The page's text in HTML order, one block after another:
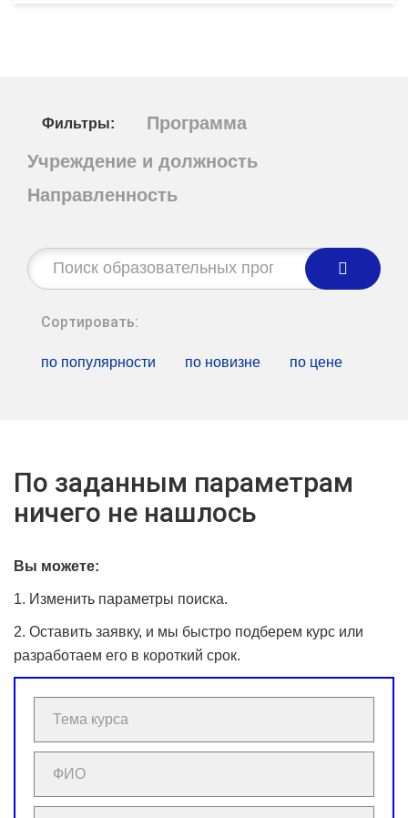
Фильтры:
Программа
Учреждение и должность
Направленность
Строка
поиска:
Сортировать:
по популярности по новизне по цене
По заданным параметрам
ничего не нашлось
Вы можете:
1. Изменить параметры поиска.
2. Оставить заявку, и мы быстро подберем курс или
разработаем его в короткий срок.